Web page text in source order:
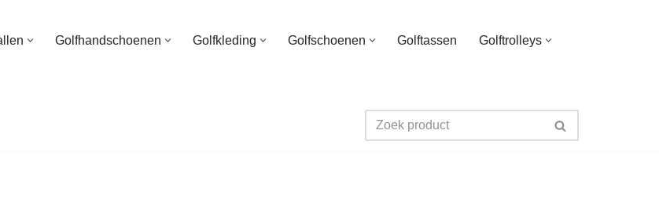
Golfhandschoenen Golfkleding Golfschoenen Golftassen
Golftrolleys